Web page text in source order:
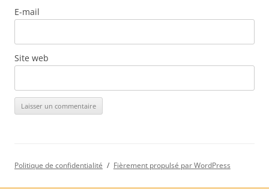
E-mail
Site web
Politique de confidentialité Fièrement propulsé par WordPress